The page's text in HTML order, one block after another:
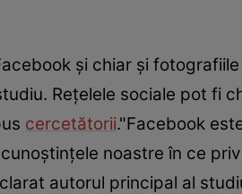
şi chiar şi
Reţelele sociale pot fi
cercetătorii."Facebook
noastre în ce
autorul principal al